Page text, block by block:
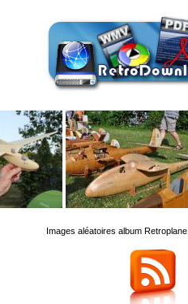
Images aléatoires album